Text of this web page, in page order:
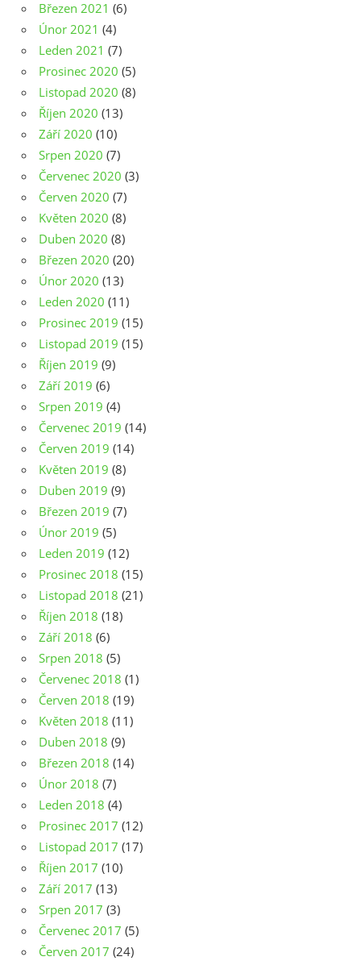
Březen 2021 (6)
Únor 2021 (4)
Leden 2021 (7)
Prosinec 2020 (5)
Listopad 2020 (8)
Říjen 2020 (13)
Září 2020 (10)
Srpen 2020 (7)
Červenec 2020 (3)
Červen 2020 (7)
Květen 2020 (8)
Duben 2020 (8)
Březen 2020 (20)
Únor 2020 (13)
Leden 2020 (11)
Prosinec 2019 (15)
Listopad 2019 (15)
Říjen 2019 (9)
Září 2019 (6)
Srpen 2019 (4)
Červenec 2019 (14)
Červen 2019 (14)
Květen 2019 (8)
Duben 2019 (9)
Březen 2019 (7)
Únor 2019 (5)
Leden 2019 (12)
Prosinec 2018 (15)
Listopad 2018 (21)
Říjen 2018 (18)
Září 2018 (6)
Srpen 2018 (5)
Červenec 2018 (1)
Červen 2018 (19)
Květen 2018 (11)
Duben 2018 (9)
Březen 2018 (14)
Únor 2018 (7)
Leden 2018 (4)
Prosinec 2017 (12)
Listopad 2017 (17)
Říjen 2017 (10)
Září 2017 (13)
Srpen 2017 (3)
Červenec 2017 (5)
Červen 2017 (24)